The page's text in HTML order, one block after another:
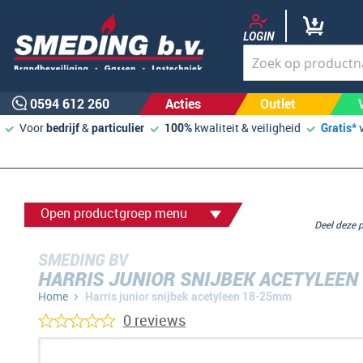
LOGIN
0594 612 260 Acties Outlet
Voorbedrijf&particulier 100% kwaliteit & veiligheid Gratis*
Open productgroep menu
SMEDING BV
HARRIS JUNIOR SNIJBEK
Home Harris junior snijbek acetyleen 18-25mm
Deel
0 reviews
Ga